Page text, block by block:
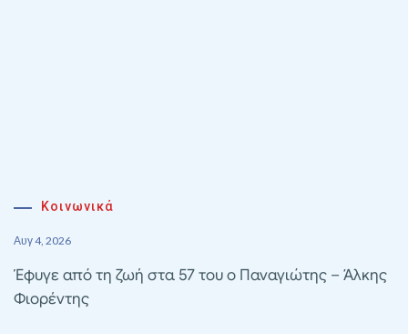
Κοινωνικά
Αυγ 4, 2026
Έφυγε από τη ζωή στα 57 του ο Παναγιώτης – Άλκης
Φιορέντης